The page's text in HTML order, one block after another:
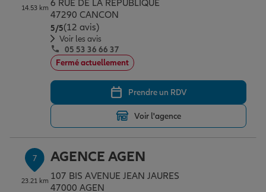
14.53 km 6 RUE DE LA REPUBLIQUE
47290 CANCON
5/5Note de 5 sur 5
(12 avis)
Voir les avis
05 53 36 66 37
Fermé actuellement
Prendre un RDV
Voir l'agence
7
23.21 km
AGENCE AGEN
107 BIS AVENUE JEAN JAURES
47000 AGEN